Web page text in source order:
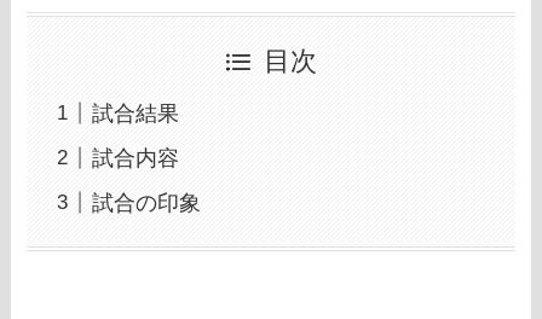
目次
試合結果
試合内容
試合の印象